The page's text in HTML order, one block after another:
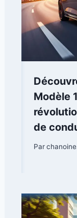
Modèle
de
Par